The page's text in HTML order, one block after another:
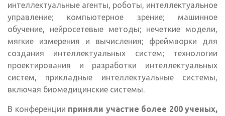
интеллектуальные агенты, роботы, интеллектуальное
управление; компьютерное зрение; машинное
обучение, нейросетевые методы; нечеткие модели,
мягкие измерения и вычисления; фреймворки для
создания интеллектуальных систем; технологии
проектирования и разработки интеллектуальных
систем, прикладные интеллектуальные системы,
включая биомедицинские системы.
В конференции приняли участие более 200 ученых,